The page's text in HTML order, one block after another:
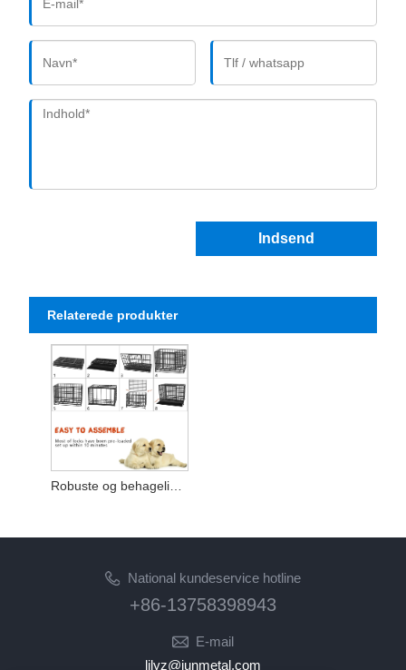
Indsend
Relaterede produkter
Robuste og behagelige kæledyrsbure til din elskede ledsager
National kundeservice hotline
+86-13758398943
E-mail
lilyz@junmetal.com